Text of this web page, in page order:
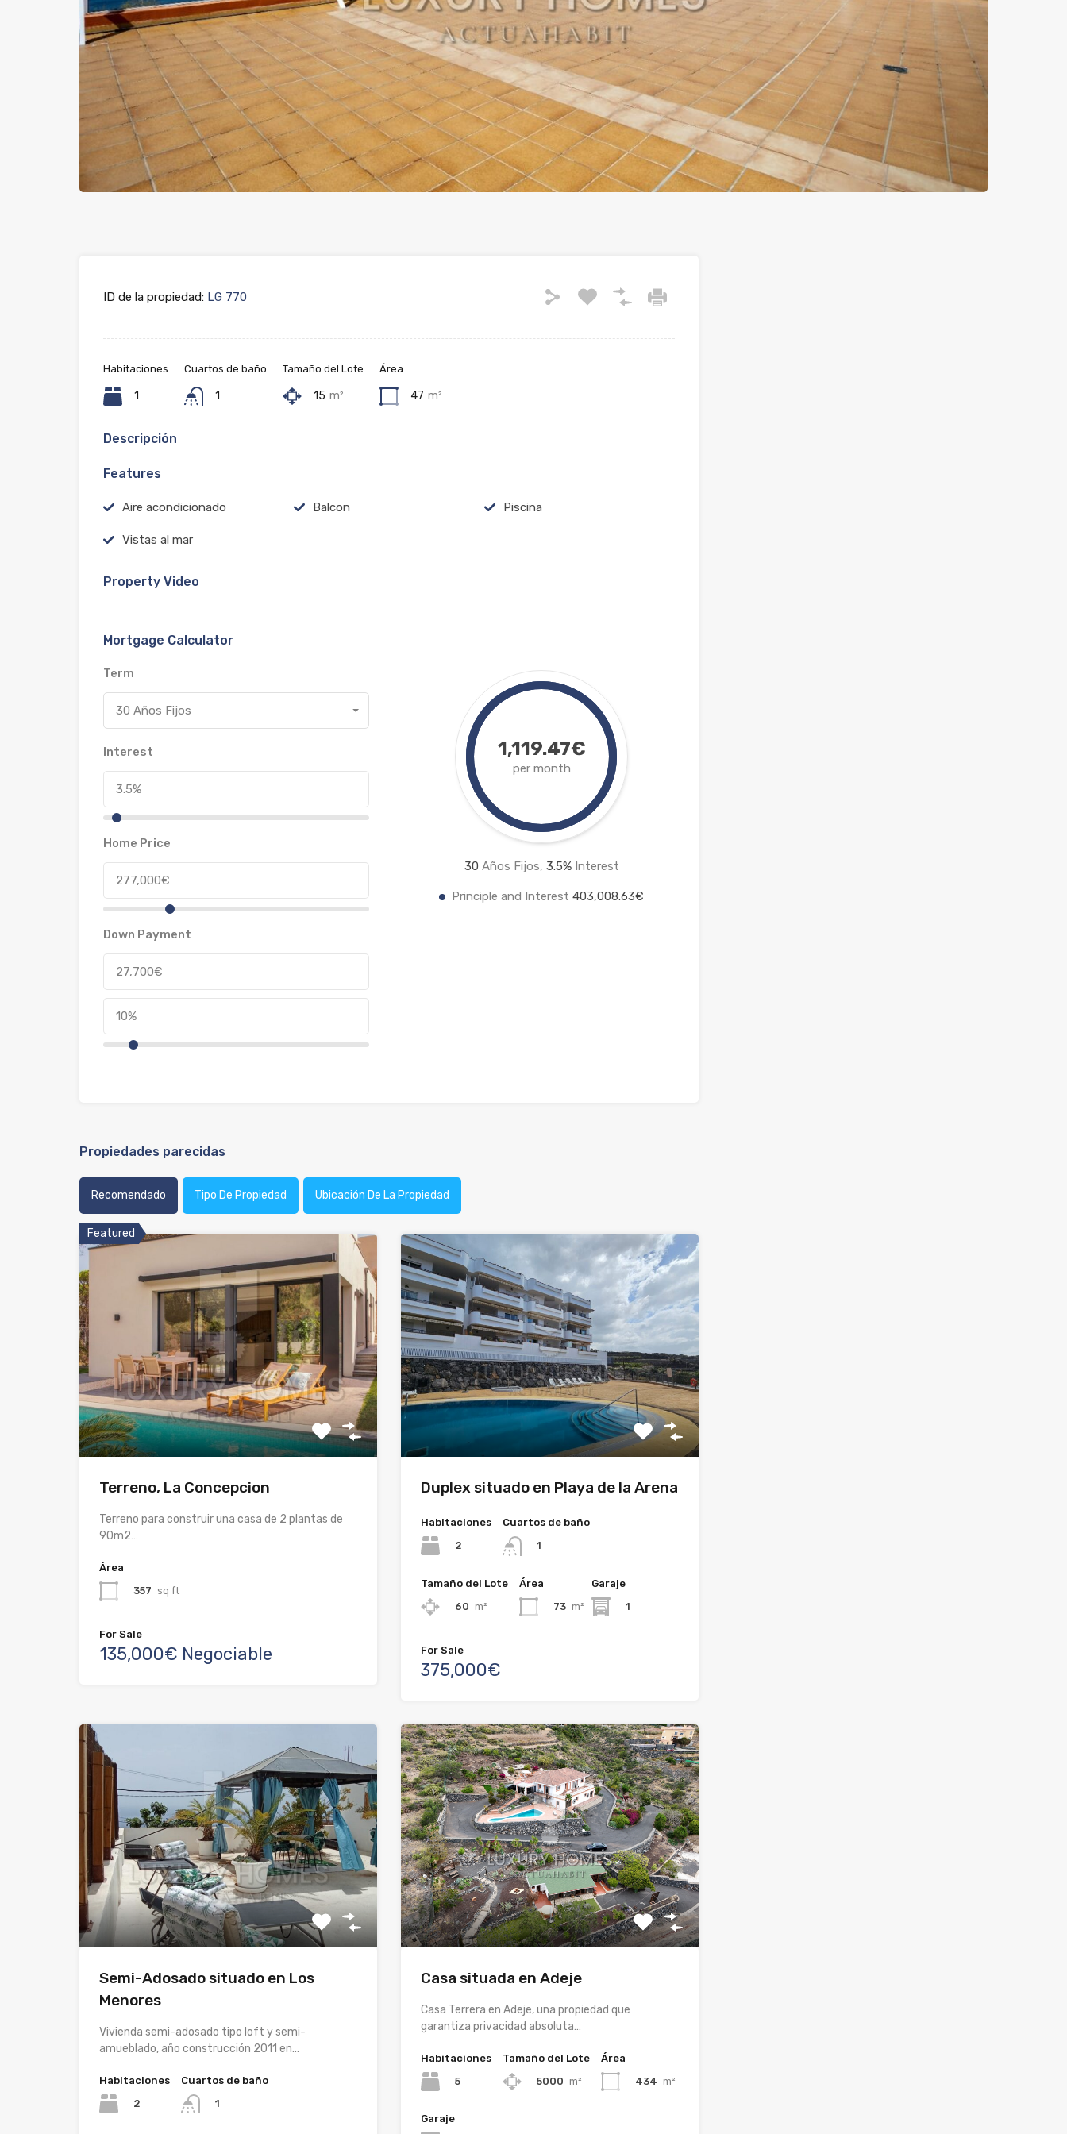
ID de la propiedad: LG 770
Habitaciones
1
Cuartos de baño
1
Tamaño del Lote
15 m²
Área
47 m²
Descripción
Features
Aire acondicionado Balcon Piscina
Vistas al mar
Property Video
Mortgage Calculator
Term
30 Años Fijos
Interest
Home Price
Down Payment
1,119.47€
per month
30 Años Fijos, 3.5%Interest
Principle and Interest403,008.63€
Propiedades parecidas
Recomendado Tipo De Propiedad Ubicación De La Propiedad
Featured
Terreno, La Concepcion
Terreno para construir una casa de 2 plantas de
90m2…
Área
357 sq ft
For Sale
135,000€ Negociable
Duplex situado en Playa de la Arena
Habitaciones
2
Cuartos de baño
1
Tamaño del Lote
60 m²
Área
73 m²
Garaje
1
For Sale
375,000€
Semi-Adosado situado en Los
Menores
Vivienda semi-adosado tipo loft y semi-
amueblado, año construcción 2011 en…
Habitaciones
2
Cuartos de baño
1
Casa situada en Adeje
Casa Terrera en Adeje, una propiedad que
garantiza privacidad absoluta…
Habitaciones
5
Tamaño del Lote
5000 m²
Área
434 m²
Garaje